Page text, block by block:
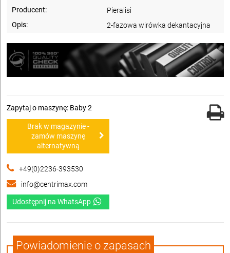
Producent:
Pieralisi
Opis:
2-fazowa wirówka dekantacyjna
Zapytaj o maszynę: Baby 2
Brak w magazynie -
zamów maszynę
alternatywną
+49(0)2236-393530
info@centrimax.com
Udostępnij na WhatsApp
Powiadomienie o zapasach